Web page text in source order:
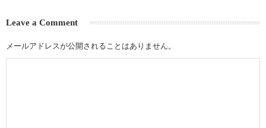
Leave a Comment
メールアドレスが公開されることはありません。